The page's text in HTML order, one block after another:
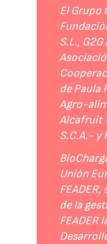
El Grupo
S.L.,
de Paula
Agro-
Alcafruit
S.C.A.- y
Unión
de la
FEADER